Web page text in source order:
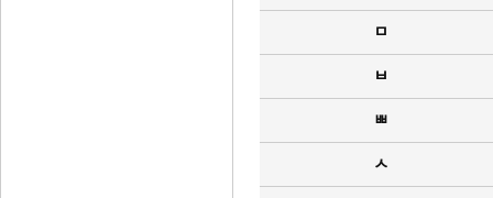
ㅁ
ㅂ
ㅃ
ㅅ